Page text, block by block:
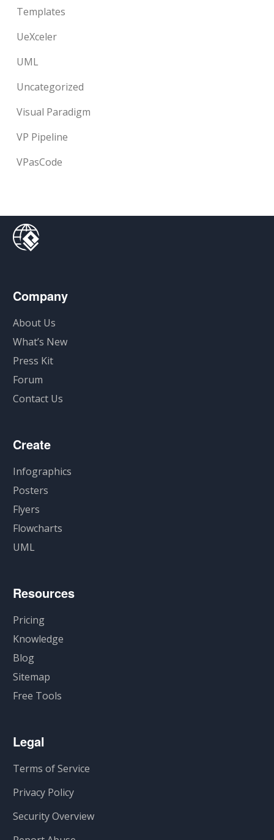
Templates
UeXceler
UML
Uncategorized
Visual Paradigm
VP Pipeline
VPasCode
Company
About Us
What’s New
Press Kit
Forum
Contact Us
Create
Infographics
Posters
Flyers
Flowcharts
UML
Resources
Pricing
Knowledge
Blog
Sitemap
Free Tools
Legal
Terms of Service
Privacy Policy
Security Overview